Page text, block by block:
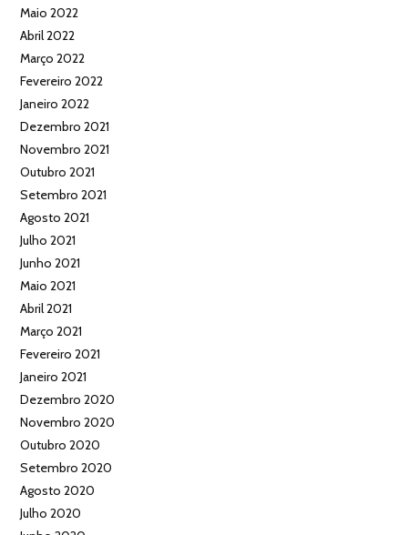
Maio 2022
Abril 2022
Março 2022
Fevereiro 2022
Janeiro 2022
Dezembro 2021
Novembro 2021
Outubro 2021
Setembro 2021
Agosto 2021
Julho 2021
Junho 2021
Maio 2021
Abril 2021
Março 2021
Fevereiro 2021
Janeiro 2021
Dezembro 2020
Novembro 2020
Outubro 2020
Setembro 2020
Agosto 2020
Julho 2020